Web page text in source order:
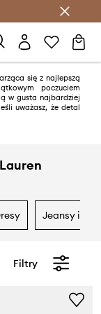
się z najlepszą
poczuciem
w gusta najbardziej
uważasz, że detal
dresy jeansy i
Filtry